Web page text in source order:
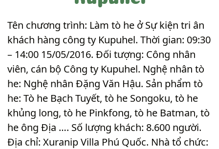
Tên chương trình: Làm tò he ở Sự kiện tri ân
khách hàng công ty Kupuhel. Thời gian: 09:30
– 14:00 15/05/2016. Đối tượng: Công nhân
viên, cán bộ Công ty Kupuhel. Nghệ nhân tò
he: Nghệ nhân Đặng Văn Hậu. Sản phẩm tò
he: Tò he Bạch Tuyết, tò he Songoku, tò he
khủng long, tò he Pinkfong, tò he Batman, tò
he ông Địa …. Số lượng khách: 8.600 người.
Địa chỉ: Xuranip Villa Phú Quốc. Nhà tổ chức: